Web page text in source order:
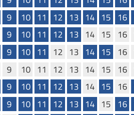
9 10 11 12 13 14 15 16
9 10 11 12 13 14 15 16
9 10 11 12 13 14 15 16
9 10 11 12 13 14 15 16
9 10 11 12 13 14 15 16
9 10 11 12 13 14 15 16